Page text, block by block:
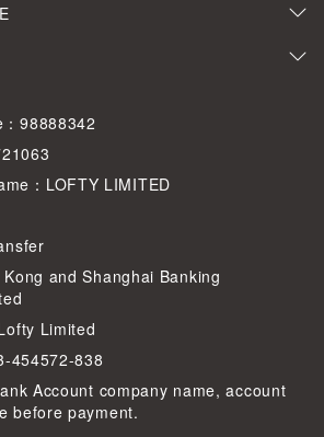
98888342
：LOFTY LIMITED
and Shanghai Banking
Limited
454572-838
Account company name, account
before payment.